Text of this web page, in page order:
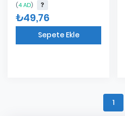
(4 AD)
₺49,76
Sepete Ekle
1